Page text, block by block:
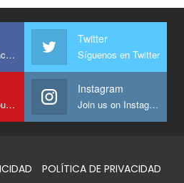
Síguenos en Facebook
Twitter
Síguenos en Twitter
Síguenos en Youtube
Instagram
Join us on Instagram
POLÍTICA DE PRIVACIDAD